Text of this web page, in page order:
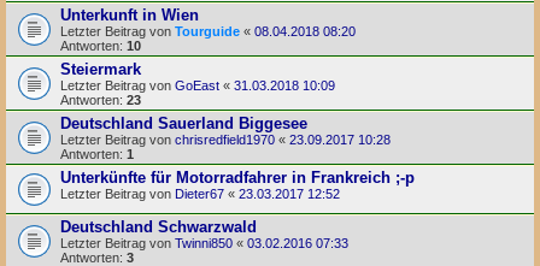
Unterkunft in Wien
Letzter Beitrag von Tourguide « 08.04.2018 08:20
Antworten: 10
Steiermark
Letzter Beitrag von GoEast « 31.03.2018 10:09
Antworten: 23
Deutschland Sauerland Biggesee
Letzter Beitrag von chrisredfield1970 « 23.09.2017 10:28
Antworten: 1
Unterkünfte für Motorradfahrer in Frankreich ;-p
Letzter Beitrag von Dieter67 « 23.03.2017 12:52
Deutschland Schwarzwald
Letzter Beitrag von Twinni850 « 03.02.2016 07:33
Antworten: 3